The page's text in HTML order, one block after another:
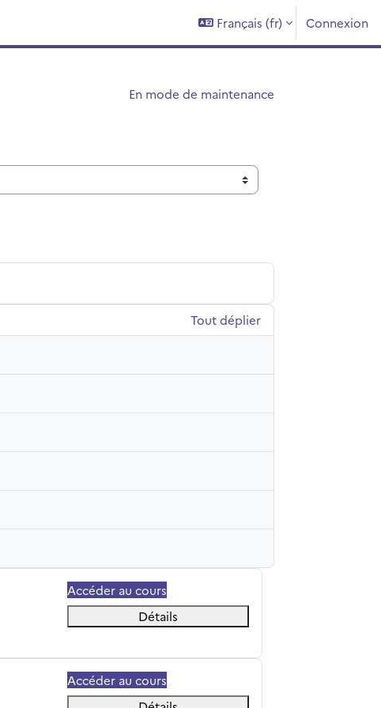
Français ‎(fr)‎ Connexion
En mode de maintenance
Tout déplier
Accéder au cours
Détails
Accéder au cours